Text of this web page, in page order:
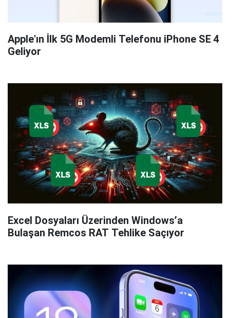
Apple'ın İlk 5G Modemli Telefonu iPhone SE 4
Geliyor
Excel Dosyaları Üzerinden Windows’a
Bulaşan Remcos RAT Tehlike Saçıyor